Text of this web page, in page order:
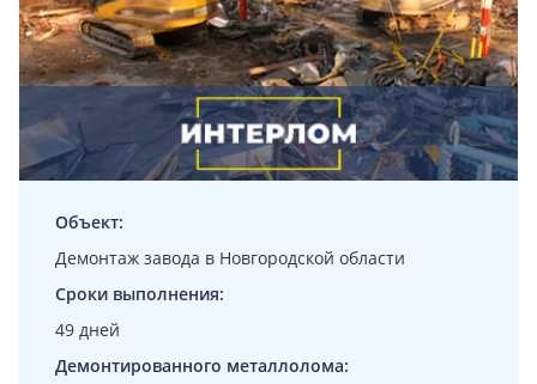
Объект:
Демонтаж завода в Новгородской области
Сроки выполнения:
49 дней
Демонтированного металлолома: